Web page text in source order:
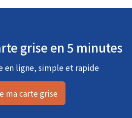
grise en 5 minutes
en ligne, simple et rapide
ma carte grise